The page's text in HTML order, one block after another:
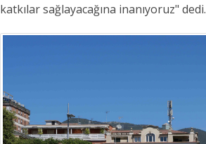
katkılar sağlayacağına inanıyoruz" dedi.